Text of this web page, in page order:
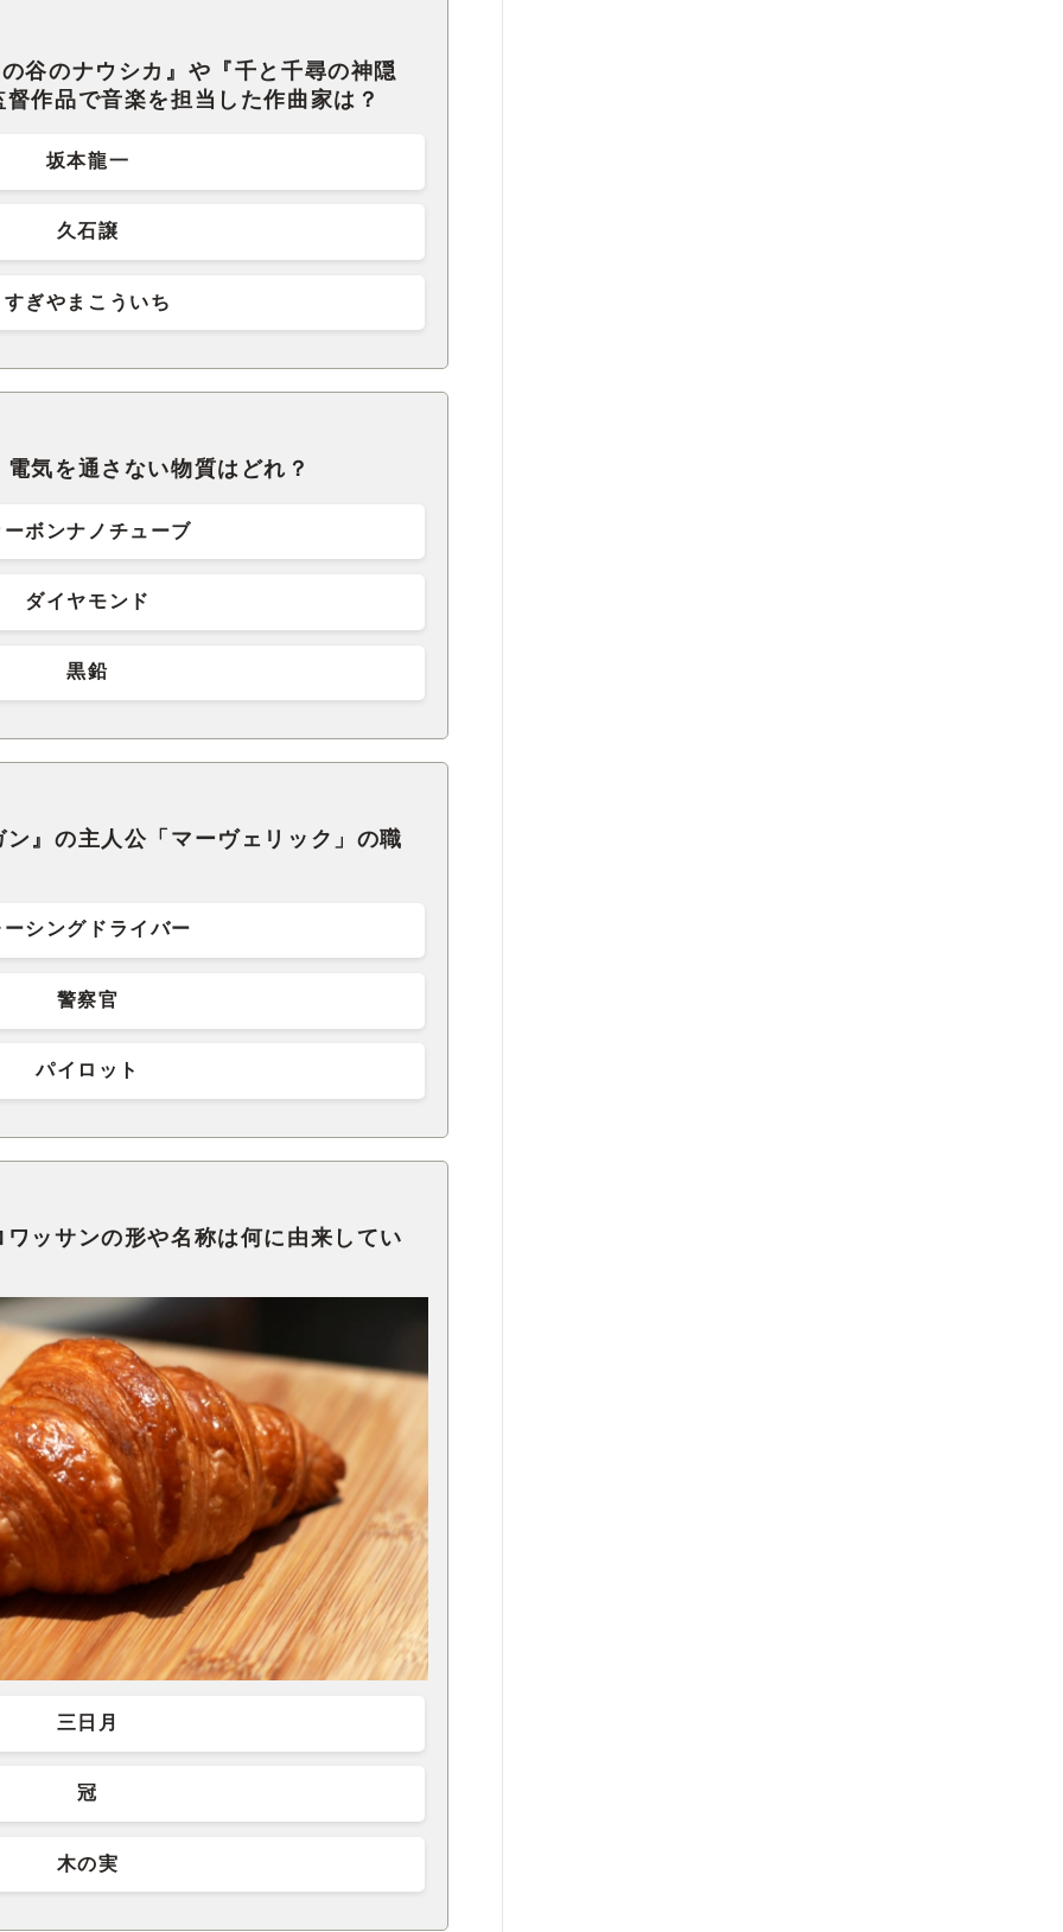
谷のナウシカ』や『千と千尋の神隠
作品で音楽を担当した作曲家は？
坂本龍一
久石譲
すぎやまこういち
気を通さない物質はどれ？
ーボンナノチューブ
ダイヤモンド
黒鉛
』の主人公「マーヴェリック」の職
ーシングドライバー
警察官
パイロット
ッサンの形や名称は何に由来してい
三日月
冠
木の実